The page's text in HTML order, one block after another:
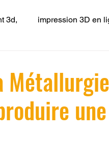
3d, impression 3D en
3D à la demande